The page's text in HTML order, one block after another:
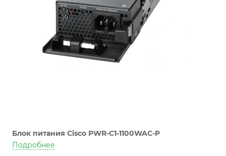
Блок питания Cisco PWR-C1-1100WAC-P
Подробнее